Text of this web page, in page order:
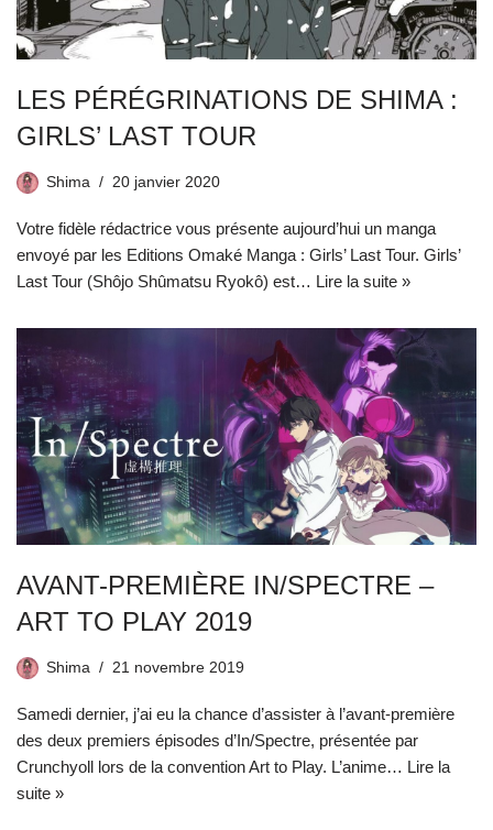
LES PÉRÉGRINATIONS DE SHIMA :
GIRLS’ LAST TOUR
Shima 20 janvier 2020
Votre fidèle rédactrice vous présente aujourd’hui un manga
envoyé par les Editions Omaké Manga : Girls’ Last Tour. Girls’
Last Tour (Shôjo Shûmatsu Ryokô) est… Lire la suite »
AVANT-PREMIÈRE IN/SPECTRE –
ART TO PLAY 2019
Shima 21 novembre 2019
Samedi dernier, j’ai eu la chance d’assister à l’avant-première
des deux premiers épisodes d’In/Spectre, présentée par
Crunchyoll lors de la convention Art to Play. L’anime… Lire la
suite »